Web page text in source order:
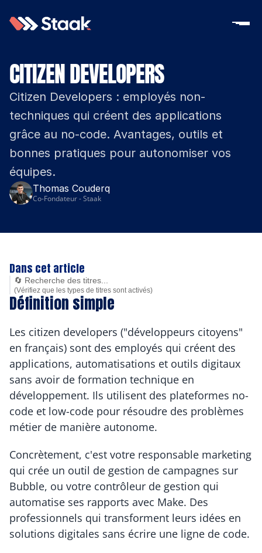
CITIZEN DEVELOPERS
Citizen Developers : employés non-
techniques qui créent des applications
grâce au no-code. Avantages, outils et
bonnes pratiques pour autonomiser vos
équipes.
Thomas Couderq
Co-Fondateur - Staak
Dans cet article
🔄 Recherche des titres...
(Vérifiez que les types de titres sont activés)
Définition simple
Les citizen developers ("développeurs citoyens"
en français) sont des employés qui créent des
applications, automatisations et outils digitaux
sans avoir de formation technique en
développement. Ils utilisent des plateformes no-
code et low-code pour résoudre des problèmes
métier de manière autonome.
Concrètement, c'est votre responsable marketing
qui crée un outil de gestion de campagnes sur
Bubble, ou votre contrôleur de gestion qui
automatise ses rapports avec Make. Des
professionnels qui transforment leurs idées en
solutions digitales sans écrire une ligne de code.